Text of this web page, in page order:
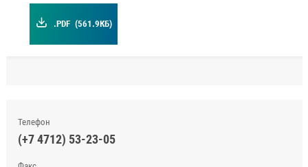
.PDF (561.9КБ)
Телефон
(+7 4712) 53-23-05